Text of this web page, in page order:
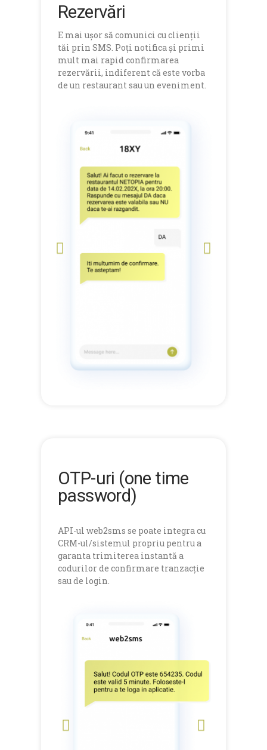
Rezervări
E mai ușor să comunici cu clienții
tăi prin SMS. Poți notifica și primi
mult mai rapid confirmarea
rezervării, indiferent că este vorba
de un restaurant sau un eveniment.
OTP-uri (one time
password)
API-ul web2sms se poate integra cu
CRM-ul/sistemul propriu pentru a
garanta trimiterea instantă a
codurilor de confirmare tranzacție
sau de login.